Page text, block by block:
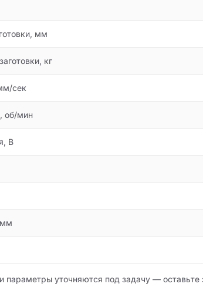
мм
кг
сек
об/мин
В
параметры уточняются под задачу — оставьте